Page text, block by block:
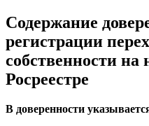
Содержание
регистрации
собственности
Росреестре
В доверенности